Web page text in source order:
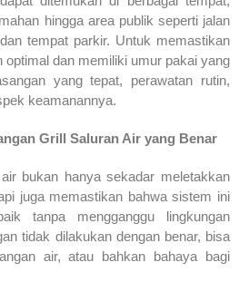
hingga area publik seperti jalan
tempat parkir. Untuk memastikan
optimal dan memiliki umur pakai yang
yang tepat, perawatan rutin,
keamanannya.
Grill Saluran Air yang Benar
bukan hanya sekadar meletakkan
juga memastikan bahwa sistem ini
tanpa mengganggu lingkungan
tidak dilakukan dengan benar, bisa
air, atau bahkan bahaya bagi